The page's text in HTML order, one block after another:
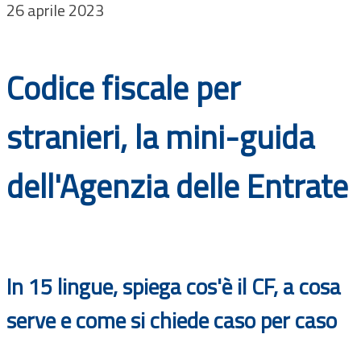
Bandi
Guide
26 aprile 2023
Codice fiscale per
stranieri, la mini-guida
dell'Agenzia delle Entrate
In 15 lingue, spiega cos'è il CF, a cosa
serve e come si chiede caso per caso